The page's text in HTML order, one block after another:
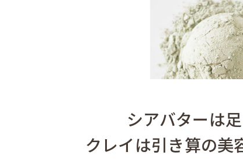
シアバターは足
クレイは引き算の美